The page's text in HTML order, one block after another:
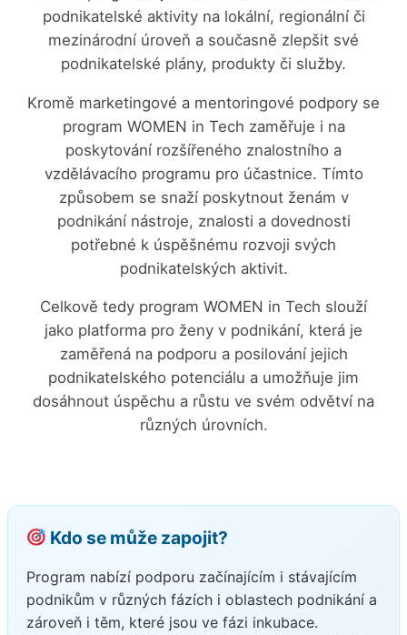
podnikatelské aktivity na lokální, regionální či
mezinárodní úroveň a současně zlepšit své
podnikatelské plány, produkty či služby.
Kromě marketingové a mentoringové podpory se
program WOMEN in Tech zaměřuje i na
poskytování rozšířeného znalostního a
vzdělávacího programu pro účastnice. Tímto
způsobem se snaží poskytnout ženám v
podnikání nástroje, znalosti a dovednosti
potřebné k úspěšnému rozvoji svých
podnikatelských aktivit.
Celkově tedy program WOMEN in Tech slouží
jako platforma pro ženy v podnikání, která je
zaměřená na podporu a posilování jejich
podnikatelského potenciálu a umožňuje jim
dosáhnout úspěchu a růstu ve svém odvětví na
různých úrovních.
Kdo se může zapojit?
Program nabízí podporu začínajícím i stávajícím
podnikům v různých fázích i oblastech podnikání a
zároveň i těm, které jsou ve fázi inkubace.